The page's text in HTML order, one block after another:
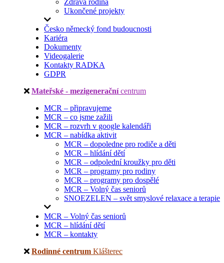
Ukončené projekty
Česko německý fond budoucnosti
Kariéra
Dokumenty
Videogalerie
Kontakty RADKA
GDPR
Mateřské - mezigenerační centrum
MCR – připravujeme
MCR – co jsme zažili
MCR – rozvrh v google kalendáři
MCR – nabídka aktivit
MCR – dopoledne pro rodiče a děti
MCR – hlídání dětí
MCR – odpolední kroužky pro děti
MCR – programy pro rodiny
MCR – programy pro dospělé
MCR – Volný čas seniorů
SNOEZELEN – svět smyslové relaxace a terapie
MCR – Volný čas seniorů
MCR – hlídání dětí
MCR – kontakty
Rodinné centrum Klášterec